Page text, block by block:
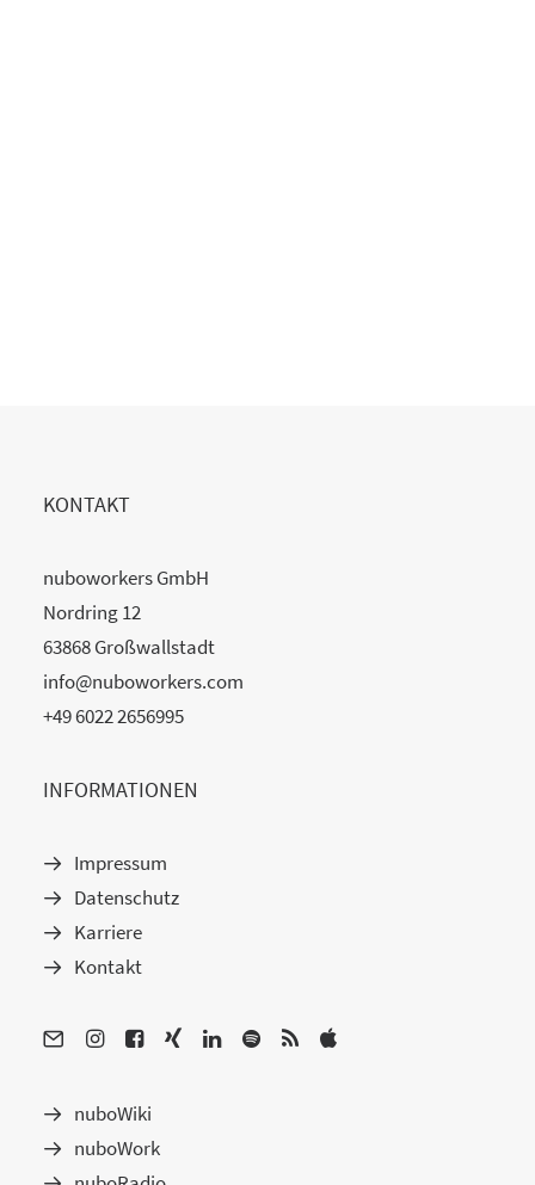
KONTAKT
nuboworkers GmbH
Nordring 12
63868 Großwallstadt
info@nuboworkers.com
+49 6022 2656995
INFORMATIONEN
Impressum
Datenschutz
Karriere
Kontakt
nuboWiki
nuboWork